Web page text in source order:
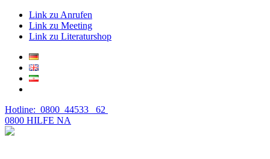
Link zu Anrufen
Link zu Meeting
Link zu Literaturshop
Hotline: 0800 44533 62
0800 HILFE NA